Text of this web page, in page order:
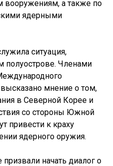
вооружениям, а также по
ядерными
ситуация,
полуострове. Членами
мнение о том,
в Северной Корее и
со стороны Южной
привести к краху
ядерного оружия.
начать диалог о